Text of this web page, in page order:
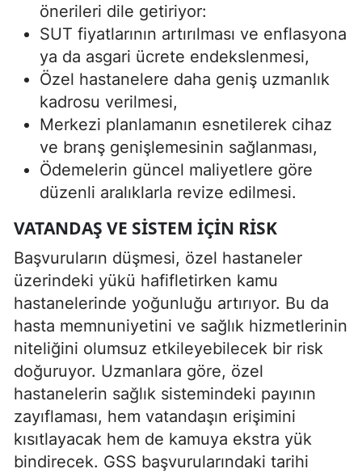
önerileri dile getiriyor:
SUT fiyatlarının artırılması ve enflasyona
ya da asgari ücrete endekslenmesi,
Özel hastanelere daha geniş uzmanlık
kadrosu verilmesi,
Merkezi planlamanın esnetilerek cihaz
ve branş genişlemesinin sağlanması,
Ödemelerin güncel maliyetlere göre
düzenli aralıklarla revize edilmesi.
VATANDAŞ VE SISTEM İÇIN RISK
Başvuruların düşmesi, özel hastaneler
üzerindeki yükü hafifletirken kamu
hastanelerinde yoğunluğu artırıyor. Bu da
hasta memnuniyetini ve sağlık hizmetlerinin
niteliğini olumsuz etkileyebilecek bir risk
doğuruyor. Uzmanlara göre, özel
hastanelerin sağlık sistemindeki payının
zayıflaması, hem vatandaşın erişimini
kısıtlayacak hem de kamuya ekstra yük
bindirecek. GSS başvurularındaki tarihi